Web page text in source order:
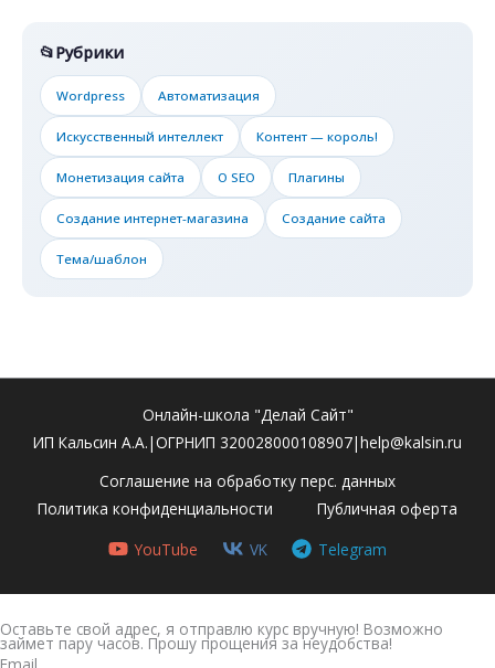
Рубрики
Wordpress Автоматизация
Искусственный интеллект Контент — король!
Монетизация сайта О SEO Плагины
Создание интернет-магазина Создание сайта
Тема/шаблон
Онлайн-школа "Делай Сайт"
ИП Кальсин А.А.|ОГРНИП 320028000108907|help@kalsin.ru
Соглашение на обработку перс. данных
Политика конфиденциальности
Публичная оферта
YouTube
VK Telegram
Оставьте свой адрес, я отправлю курс вручную! Возможно
займет пару часов. Прошу прощения за неудобства!